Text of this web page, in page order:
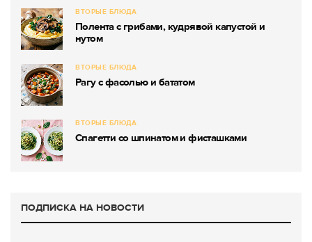
ВТОРЫЕ БЛЮДА
Полента с грибами, кудрявой капустой и
нутом
ВТОРЫЕ БЛЮДА
Рагу с фасолью и бататом
ВТОРЫЕ БЛЮДА
Спагетти со шпинатом и фисташками
ПОДПИСКА НА НОВОСТИ